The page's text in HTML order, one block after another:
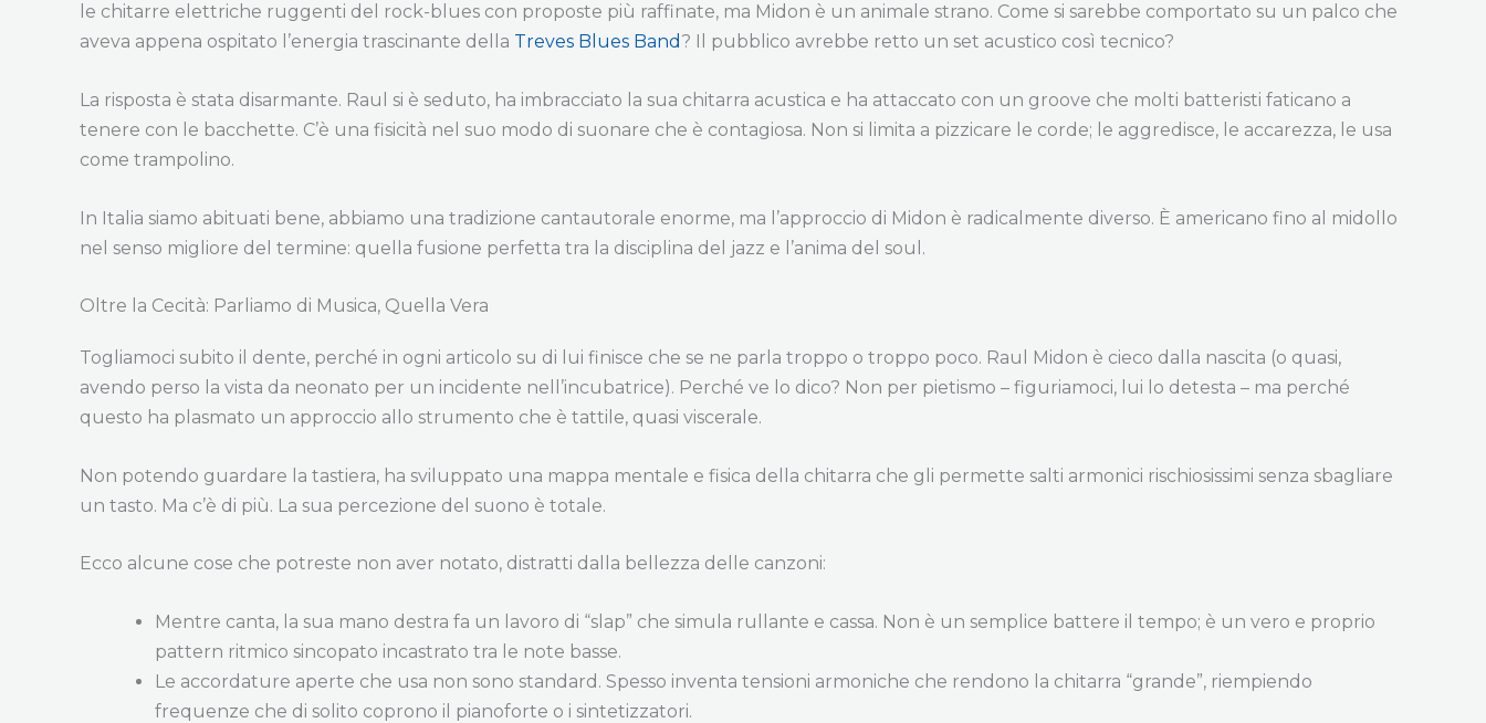
le chitarre elettriche ruggenti del rock-blues con proposte più raffinate, ma Midon è un animale strano. Come si sarebbe comportato su un palco che
aveva appena ospitato l’energia trascinante della Treves Blues Band? Il pubblico avrebbe retto un set acustico così tecnico?
La risposta è stata disarmante. Raul si è seduto, ha imbracciato la sua chitarra acustica e ha attaccato con un groove che molti batteristi faticano a
tenere con le bacchette. C’è una fisicità nel suo modo di suonare che è contagiosa. Non si limita a pizzicare le corde; le aggredisce, le accarezza, le usa
come trampolino.
In Italia siamo abituati bene, abbiamo una tradizione cantautorale enorme, ma l’approccio di Midon è radicalmente diverso. È americano fino al midollo
nel senso migliore del termine: quella fusione perfetta tra la disciplina del jazz e l’anima del soul.
Oltre la Cecità: Parliamo di Musica, Quella Vera
Togliamoci subito il dente, perché in ogni articolo su di lui finisce che se ne parla troppo o troppo poco. Raul Midon è cieco dalla nascita (o quasi,
avendo perso la vista da neonato per un incidente nell’incubatrice). Perché ve lo dico? Non per pietismo – figuriamoci, lui lo detesta – ma perché
questo ha plasmato un approccio allo strumento che è tattile, quasi viscerale.
Non potendo guardare la tastiera, ha sviluppato una mappa mentale e fisica della chitarra che gli permette salti armonici rischiosissimi senza sbagliare
un tasto. Ma c’è di più. La sua percezione del suono è totale.
Ecco alcune cose che potreste non aver notato, distratti dalla bellezza delle canzoni:
Mentre canta, la sua mano destra fa un lavoro di “slap” che simula rullante e cassa. Non è un semplice battere il tempo; è un vero e proprio
pattern ritmico sincopato incastrato tra le note basse.
Le accordature aperte che usa non sono standard. Spesso inventa tensioni armoniche che rendono la chitarra “grande”, riempiendo
frequenze che di solito coprono il pianoforte o i sintetizzatori.